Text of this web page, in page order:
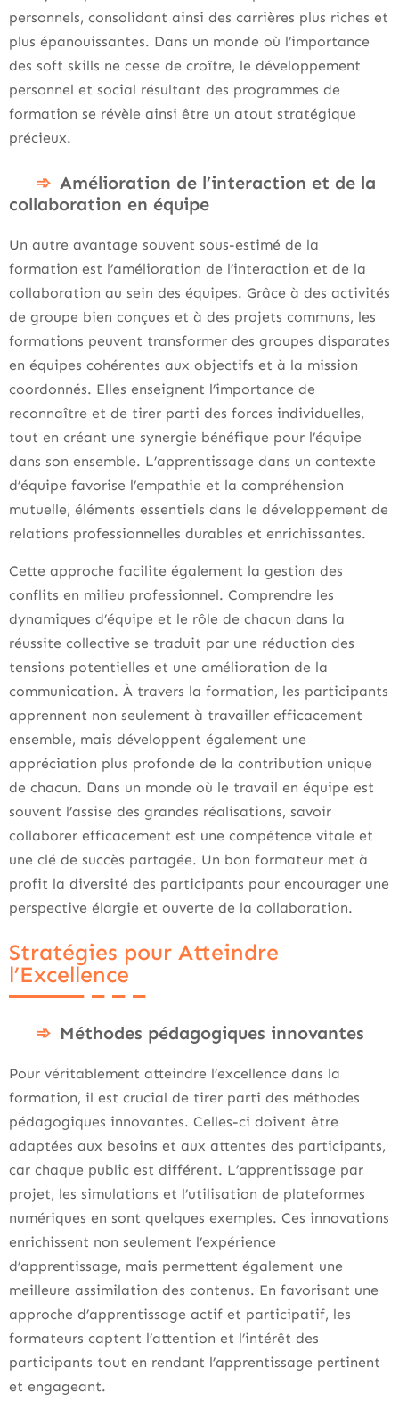
personnels, consolidant ainsi des carrières plus riches et
plus épanouissantes. Dans un monde où l’importance
des soft skills ne cesse de croître, le développement
personnel et social résultant des programmes de
formation se révèle ainsi être un atout stratégique
précieux.
Amélioration de l’interaction et de la
collaboration en équipe
Un autre avantage souvent sous-estimé de la
formation est l’amélioration de l’interaction et de la
collaboration au sein des équipes. Grâce à des activités
de groupe bien conçues et à des projets communs, les
formations peuvent transformer des groupes disparates
en équipes cohérentes aux objectifs et à la mission
coordonnés. Elles enseignent l’importance de
reconnaître et de tirer parti des forces individuelles,
tout en créant une synergie bénéfique pour l’équipe
dans son ensemble. L’apprentissage dans un contexte
d’équipe favorise l’empathie et la compréhension
mutuelle, éléments essentiels dans le développement de
relations professionnelles durables et enrichissantes.
Cette approche facilite également la gestion des
conflits en milieu professionnel. Comprendre les
dynamiques d’équipe et le rôle de chacun dans la
réussite collective se traduit par une réduction des
tensions potentielles et une amélioration de la
communication. À travers la formation, les participants
apprennent non seulement à travailler efficacement
ensemble, mais développent également une
appréciation plus profonde de la contribution unique
de chacun. Dans un monde où le travail en équipe est
souvent l’assise des grandes réalisations, savoir
collaborer efficacement est une compétence vitale et
une clé de succès partagée. Un bon formateur met à
profit la diversité des participants pour encourager une
perspective élargie et ouverte de la collaboration.
Stratégies pour Atteindre
l’Excellence
Méthodes pédagogiques innovantes
Pour véritablement atteindre l’excellence dans la
formation, il est crucial de tirer parti des méthodes
pédagogiques innovantes. Celles-ci doivent être
adaptées aux besoins et aux attentes des participants,
car chaque public est différent. L’apprentissage par
projet, les simulations et l’utilisation de plateformes
numériques en sont quelques exemples. Ces innovations
enrichissent non seulement l’expérience
d’apprentissage, mais permettent également une
meilleure assimilation des contenus. En favorisant une
approche d’apprentissage actif et participatif, les
formateurs captent l’attention et l’intérêt des
participants tout en rendant l’apprentissage pertinent
et engageant.